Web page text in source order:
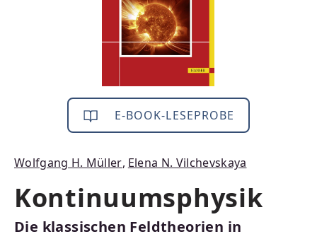
E-BOOK-LESEPROBE
Wolfgang H. Müller, Elena N. Vilchevskaya
Kontinuumsphysik
Die klassischen Feldtheorien in